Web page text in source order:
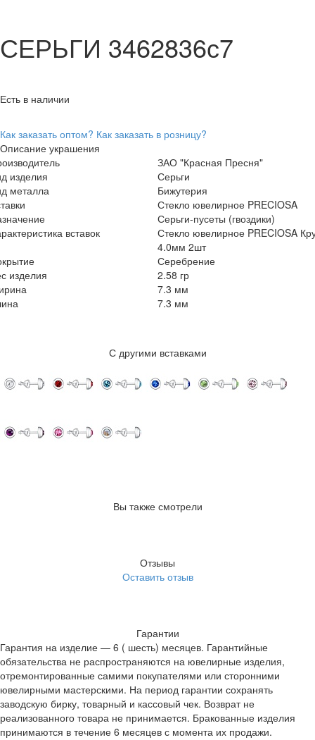
СЕРЬГИ 3462836с7
Есть в наличии
Как заказать оптом? Как заказать в розницу?
Описание украшения
ЗАО "Красная Пресня"
изделия
Серьги
металла
Бижутерия
Стекло ювелирное PRECIOSA
Серьги-пусеты (гвоздики)
вставок
Стекло ювелирное PRECIOSA
4.0мм 2шт
Серебрение
изделия
2.58 гр
7.3 мм
7.3 мм
С другими вставками
Вы также смотрели
Отзывы
Оставить отзыв
Гарантии
Гарантия на изделие — 6 ( шесть) месяцев. Гарантийные
обязательства не распространяются на ювелирные изделия,
отремонтированные самими покупателями или сторонними
ювелирными мастерскими. На период гарантии сохранять
заводскую бирку, товарный и кассовый чек. Возврат не
реализованного товара не принимается. Бракованные изделия
принимаются в течение 6 месяцев с момента их продажи.